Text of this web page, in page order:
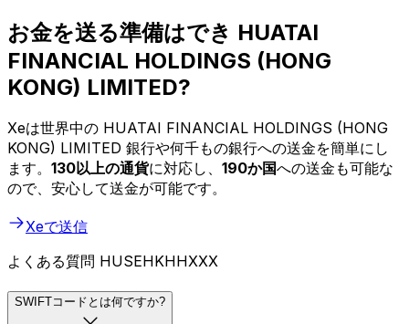
お金を送る準備はでき HUATAI
FINANCIAL HOLDINGS (HONG
KONG) LIMITED?
Xeは世界中の HUATAI FINANCIAL HOLDINGS (HONG
KONG) LIMITED 銀行や何千もの銀行への送金を簡単にし
ます。 130以上の通貨に対応し、 190か国への送金も可能な
ので、安心して送金が可能です。
Xeで送信
よくある質問 HUSEHKHHXXX
SWIFTコードとは何ですか?